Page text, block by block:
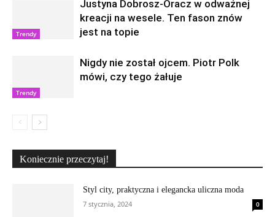
Trendy
Justyna Dobrosz-Oracz w odważnej
kreacji na wesele. Ten fason znów
jest na topie
Trendy
Nigdy nie został ojcem. Piotr Polk
mówi, czy tego żałuje
Koniecznie przeczytaj!
Styl city, praktyczna i elegancka uliczna moda
7 stycznia, 2024
0